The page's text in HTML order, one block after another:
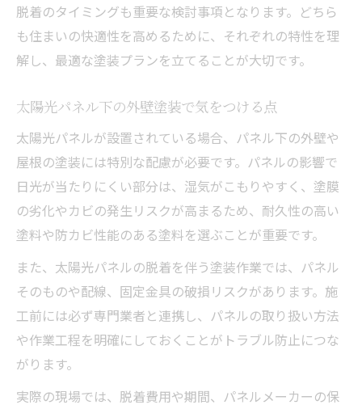
脱着のタイミングも重要な検討事項となります。どちら
も住まいの快適性を高めるために、それぞれの特性を理
解し、最適な塗装プランを立てることが大切です。
太陽光パネル下の外壁塗装で気をつける点
太陽光パネルが設置されている場合、パネル下の外壁や
屋根の塗装には特別な配慮が必要です。パネルの影響で
日光が当たりにくい部分は、湿気がこもりやすく、塗膜
の劣化やカビの発生リスクが高まるため、耐久性の高い
塗料や防カビ性能のある塗料を選ぶことが重要です。
また、太陽光パネルの脱着を伴う塗装作業では、パネル
そのものや配線、固定金具の破損リスクがあります。施
工前には必ず専門業者と連携し、パネルの取り扱い方法
や作業工程を明確にしておくことがトラブル防止につな
がります。
実際の現場では、脱着費用や期間、パネルメーカーの保